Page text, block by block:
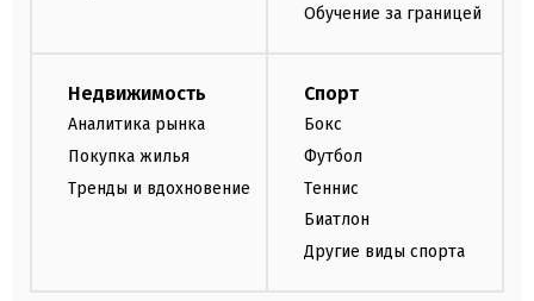
Обучение за границей
Недвижимость
Аналитика рынка
Покупка жилья
Тренды и вдохновение
Спорт
Бокс
Футбол
Теннис
Биатлон
Другие виды спорта